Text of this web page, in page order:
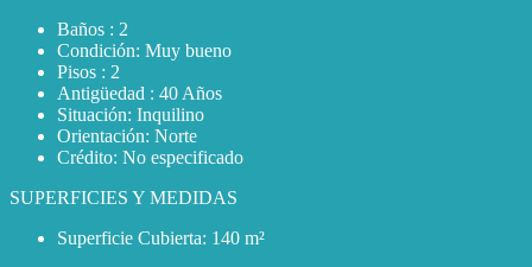
Baños : 2
Condición: Muy bueno
Pisos : 2
Antigüedad : 40 Años
Situación: Inquilino
Orientación: Norte
Crédito: No especificado
SUPERFICIES Y MEDIDAS
Superficie Cubierta: 140 m²